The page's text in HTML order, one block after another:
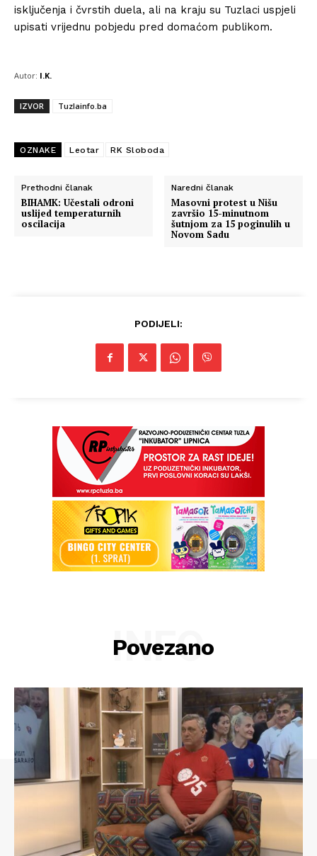
isključenja i čvrstih duela, ali na kraju su Tuzlaci uspjeli
upisati vrijednu pobjedu pred domaćom publikom.
Autor: I.K.
IZVOR Tuzlainfo.ba
OZNAKE Leotar RK Sloboda
Prethodni članak
BIHAMK: Učestali odroni
uslijed temperaturnih
oscilacija
Naredni članak
Masovni protest u Nišu
završio 15-minutnom
šutnjom za 15 poginulih u
Novom Sadu
PODIJELI:
Povezano
INFO